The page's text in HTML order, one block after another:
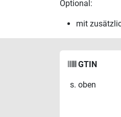
Optional:
mit
GTIN
s. oben